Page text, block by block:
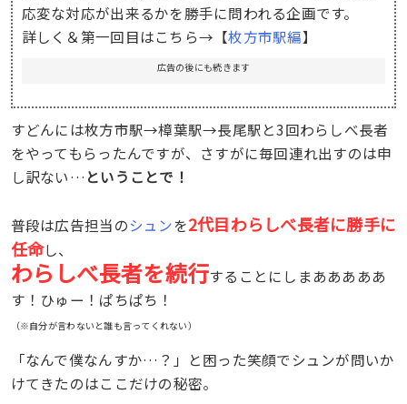
応変な対応が出来るかを勝手に問われる企画です。
詳しく＆第一回目はこちら→【枚方市駅編】
広告の後にも続きます
すどんには枚方市駅→樟葉駅→長尾駅と3回わらしべ長者
をやってもらったんですが、さすがに毎回連れ出すのは申
し訳ない… ということで！
普段は広告担当のシュンを2代目わらしべ長者に勝手に
任命し、
わらしべ長者を続行することにしまあああああ
す！ひゅー！ぱちぱち！
（※自分が言わないと誰も言ってくれない）
「なんで僕なんすか…？」と困った笑顔でシュンが問いか
けてきたのはここだけの秘密。